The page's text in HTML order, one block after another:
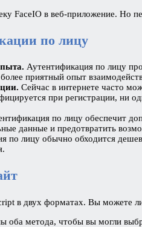
FaceIO в веб-приложение. Но
по лицу
Аутентификация по лицу
приятный опыт
Сейчас в интернете часто
при регистрации, ни
по лицу обеспечит
данные и предотвратить
по лицу обычно обходится
в двух форматах. Вы можете
оба метода, чтобы вы могли